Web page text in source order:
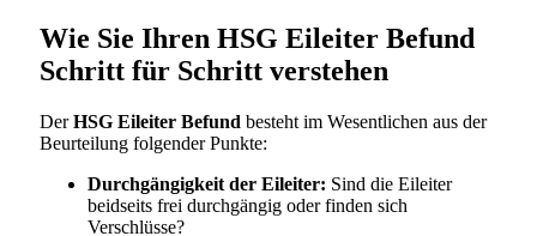
Wie Sie Ihren HSG Eileiter Befund
Schritt für Schritt verstehen
DerHSG Eileiter Befund besteht im Wesentlichen aus der
Beurteilung folgender Punkte:
Durchgängigkeit der Eileiter: Sind die Eileiter
beidseits frei durchgängig oder finden sich
Verschlüsse?